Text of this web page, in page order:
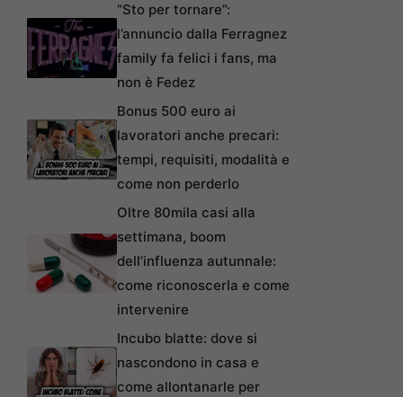
“Sto per tornare”:
l’annuncio dalla Ferragnez
family fa felici i fans, ma
non è Fedez
Bonus 500 euro ai
lavoratori anche precari:
tempi, requisiti, modalità e
come non perderlo
Oltre 80mila casi alla
settimana, boom
dell’influenza autunnale:
come riconoscerla e come
intervenire
Incubo blatte: dove si
nascondono in casa e
come allontanarle per